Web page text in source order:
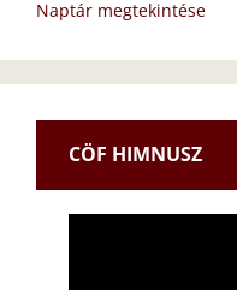
Naptár megtekintése
CÖF HIMNUSZ